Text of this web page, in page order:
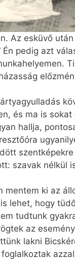
Az esküvő
pedig azt
és ma is
hallja,
szavak nélkül
ki az
lehet, hogy
tudtunk
az
lakni